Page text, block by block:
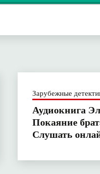
Зарубежные
Аудиокнига
Покаяние
Слушать